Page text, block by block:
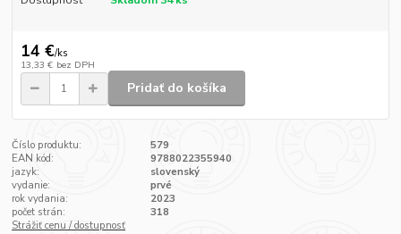
14 €/ks
13,33 € bez DPH
Pridať do košíka
Číslo produktu:
579
EAN kód:
9788022355940
jazyk:
slovenský
vydanie:
prvé
rok vydania:
2023
počet strán:
318
Strážiť cenu / dostupnosť